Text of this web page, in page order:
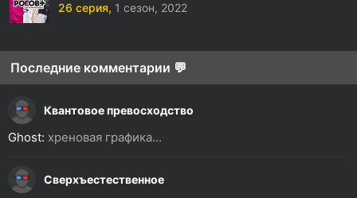
26 серия, 1 сезон, 2022
Последние комментарии 💬
Квантовое превосходство
Ghost: хреновая графика...
Сверхъестественное